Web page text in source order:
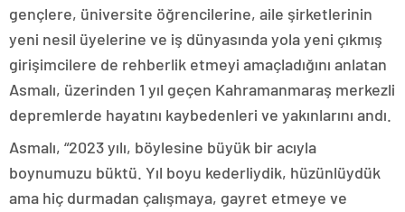
gençlere, üniversite öğrencilerine, aile şirketlerinin
yeni nesil üyelerine ve iş dünyasında yola yeni çıkmış
girişimcilere de rehberlik etmeyi amaçladığını anlatan
Asmalı, üzerinden 1 yıl geçen Kahramanmaraş merkezli
depremlerde hayatını kaybedenleri ve yakınlarını andı.
Asmalı, “2023 yılı, böylesine büyük bir acıyla
boynumuzu büktü. Yıl boyu kederliydik, hüzünlüydük
ama hiç durmadan çalışmaya, gayret etmeye ve